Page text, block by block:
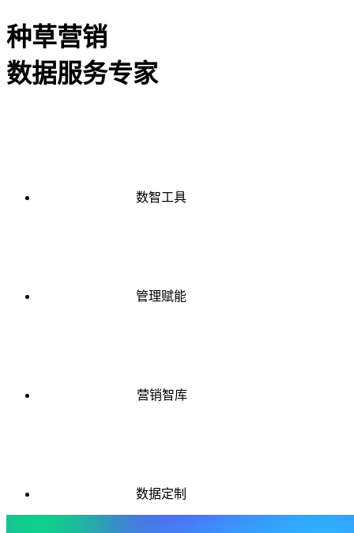
种草营销
数据服务专家
数智工具
管理赋能
营销智库
数据定制